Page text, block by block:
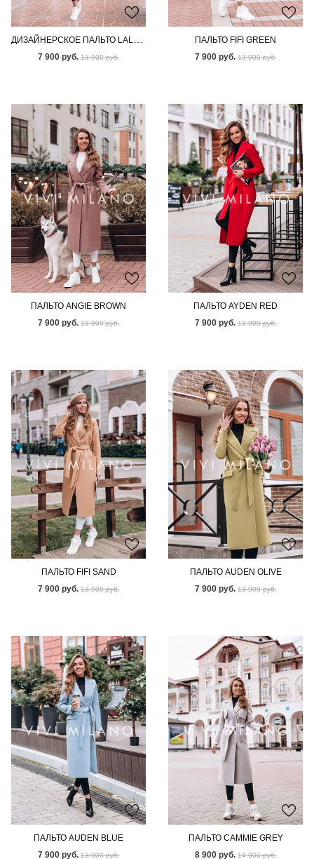
ДИЗАЙНЕРСКОЕ ПАЛЬТО LALA PINK
7 900 руб. 13 900 руб.
ПАЛЬТО FIFI GREEN
7 900 руб. 13 900 руб.
ПАЛЬТО ANGIE BROWN
7 900 руб. 13 900 руб.
ПАЛЬТО AYDEN RED
7 900 руб. 13 900 руб.
ПАЛЬТО FIFI SAND
7 900 руб. 13 900 руб.
ПАЛЬТО AUDEN OLIVE
7 900 руб. 13 900 руб.
ПАЛЬТО AUDEN BLUE
7 900 руб. 13 900 руб.
ПАЛЬТО CAMMIE GREY
8 900 руб. 14 900 руб.